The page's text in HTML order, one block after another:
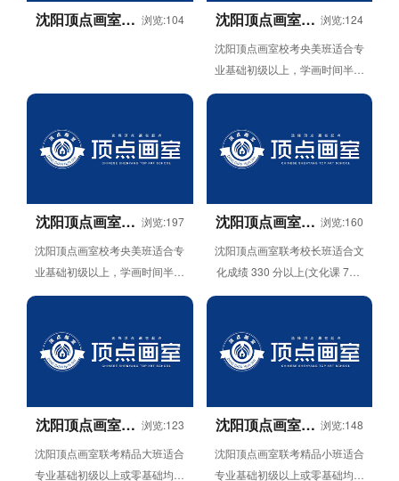
沈阳顶点画室校 浏览:104
沈阳顶点画室校 浏览:124
沈阳顶点画室校考央美班适合专
业基础初级以上，学画时间半年
以上，文化成绩 330 分以上(文
沈阳顶点画室校 浏览:197
沈阳顶点画室校考央美班适合专
业基础初级以上，学画时间半年
以上，文化成绩 330 分以上(文
沈阳顶点画室联 浏览:160
沈阳顶点画室联考校长班适合文
化成绩 330 分以上(文化课 750
分制)，在七月末全校考试中，
沈阳顶点画室联 浏览:123
沈阳顶点画室联考精品大班适合
专业基础初级以上或零基础均可
沈阳顶点画室联 浏览:148
沈阳顶点画室联考精品小班适合
专业基础初级以上或零基础均可